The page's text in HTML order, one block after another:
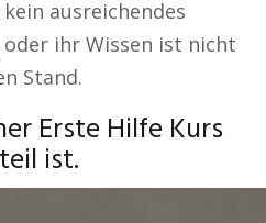
ausreichendes
ihr Wissen ist nicht
Stand.
Erste Hilfe Kurs
ist.